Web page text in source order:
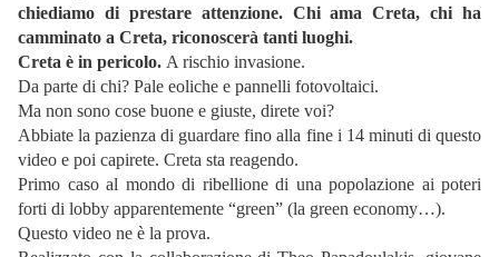
chiediamo di prestare attenzione. Chi ama Creta, chi ha
camminato a Creta, riconoscerà tanti luoghi.
Creta è in pericolo. A rischio invasione.
Da parte di chi? Pale eoliche e pannelli fotovoltaici.
Ma non sono cose buone e giuste, direte voi?
Abbiate la pazienza di guardare fino alla fine i 14 minuti di questo
video e poi capirete. Creta sta reagendo.
Primo caso al mondo di ribellione di una popolazione ai poteri
forti di lobby apparentemente “green” (la green economy…).
Questo video ne è la prova.